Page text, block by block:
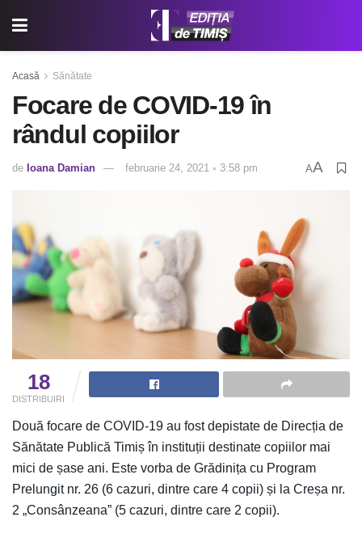
Acasă Sănătate
Focare de COVID-19 în
rândul copiilor
de Ioana Damian februarie 24, 2021 ◦ 3:58 pm AA
18
DISTRIBUIRI
Două focare de COVID-19 au fost depistate de Direcția de
Sănătate Publică Timiș în instituții destinate copiilor mai
mici de șase ani. Este vorba de Grădinița cu Program
Prelungit nr. 26 (6 cazuri, dintre care 4 copii) și la Creșa nr.
2 „Consânzeana” (5 cazuri, dintre care 2 copii).